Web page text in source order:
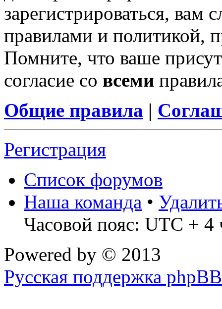
зарегистрироваться, вам
правилами и политикой,
Помните, что ваше
согласие со всеми
Общие правила |
Регистрация
Список форумов
Наша команда •
Часовой пояс: UTC + 4
Powered by © 2013
Русская поддержка phpBB